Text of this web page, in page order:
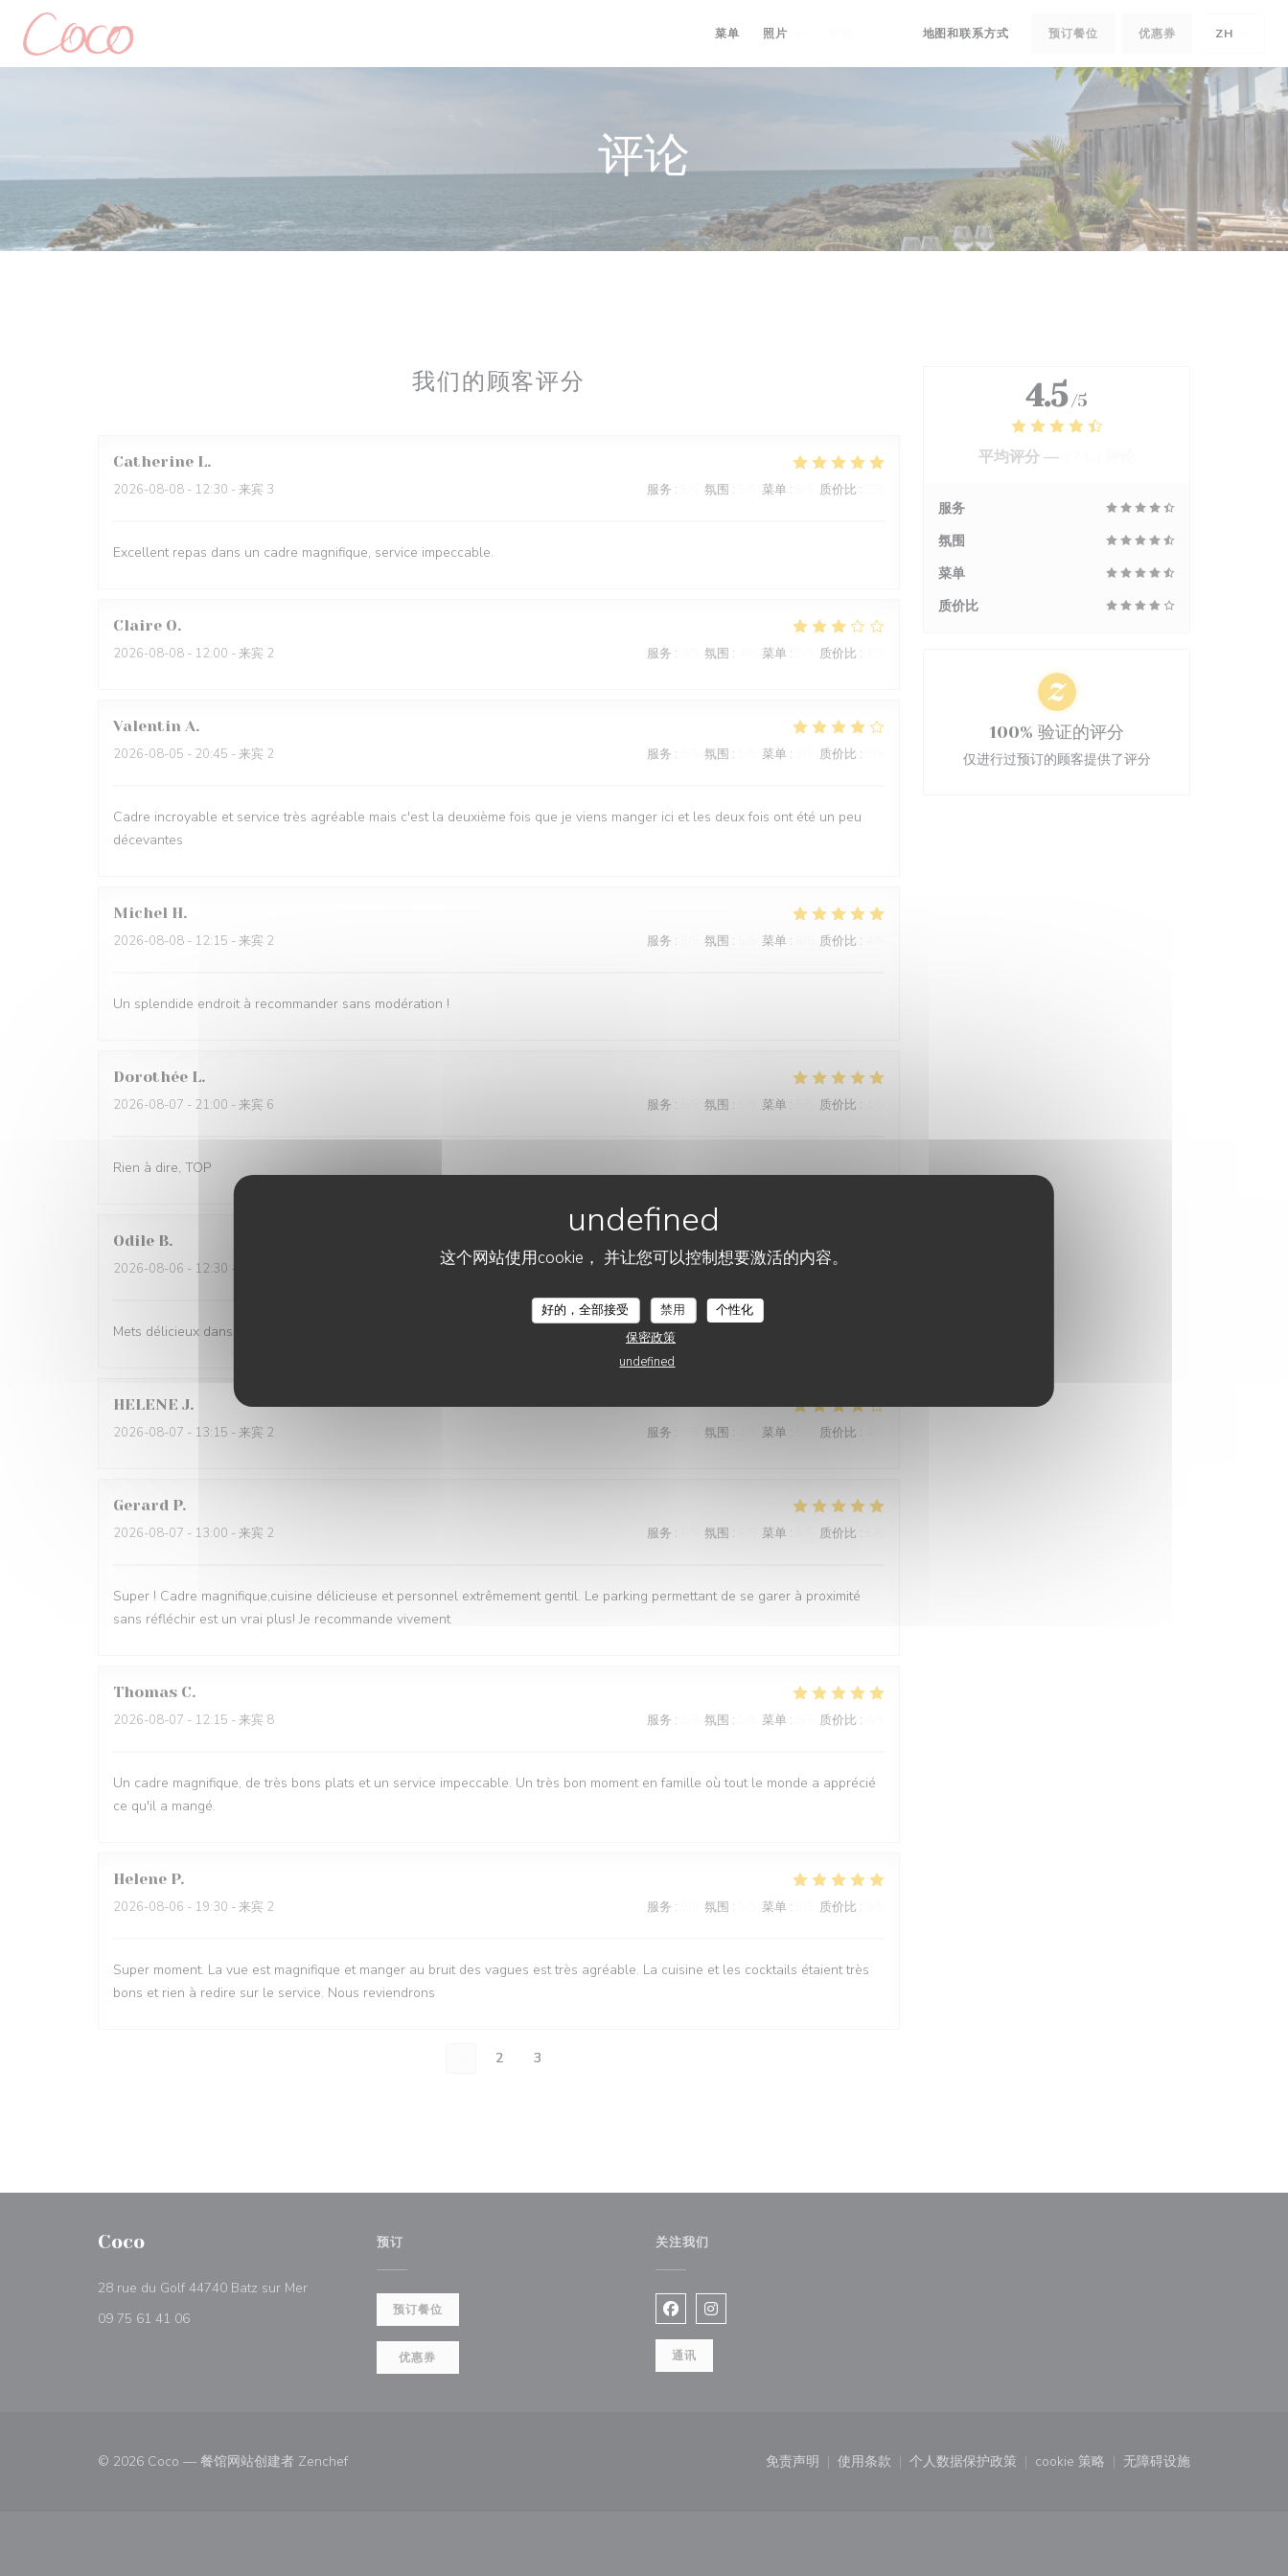
Cookie管理面板
这个网站使用cookie， 并让您可以控制想要激活的内容。
好的，全部接受 禁用
个性化
保密政策
undefined
菜单 照片
((在新窗口中打开))
((在新窗口中打开))
地图和联系方式 预订餐位 优惠券 ZH
评论
我们的顾客评分
Catherine L
2026-08-08 - 12:30 - 来宾 3 服务 : 氛围 : 菜单 : 质价比 :
Excellent repas dans un cadre magnifique, service impeccable.
Claire O
2026-08-08 - 12:00 - 来宾 2 服务 : 氛围 : 菜单 : 质价比 :
Valentin A
2026-08-05 - 20:45 - 来宾 2 服务 : 氛围 : 菜单 : 质价比 :
Cadre incroyable et service très agréable mais c'est la deuxième fois que je viens manger ici et les deux fois ont été un peu
décevantes
Michel H
2026-08-08 - 12:15 - 来宾 2 服务 : 氛围 : 菜单 : 质价比 :
Un splendide endroit à recommander sans modération !
Dorothée L
2026-08-07 - 21:00 - 来宾 6 服务 : 氛围 : 菜单 : 质价比 :
Rien à dire, TOP
Odile B
2026-08-06 - 12:30 - 来宾 6 服务: 5/5 氛围: 4/5 菜单: 5 /5 质价比
Mets délicieux dans un cadre superbe .
HELENE J
2026-08-07 - 13:15 - 来宾 2 服务 : 氛围 : 菜单 : 质价比 :
Gerard P
2026-08-07 - 13:00 - 来宾 2 服务 : 氛围 : 菜单 : 质价比 :
Super ! Cadre magnifique,cuisine délicieuse et personnel extrêmement gentil. Le parking permettant de se garer à proximité
sans réfléchir est un vrai plus! Je recommande vivement
Thomas C
2026-08-07 - 12:15 - 来宾 8 服务 : 氛围 : 菜单 : 质价比 :
Un cadre magnifique, de très bons plats et un service impeccable. Un très bon moment en famille où tout le monde a apprécié
ce qu'il a mangé.
Helene P
2026-08-06 - 19:30 - 来宾 2 服务 : 氛围 : 菜单 : 质价比 :
Super moment. La vue est magnifique et manger au bruit des vagues est très agréable. La cuisine et les cocktails étaient très
bons et rien à redire sur le service. Nous reviendrons
2 3
4.5 /5
平均评分 —
服务
氛围
菜单
质价比
100% 验证的评分
仅进行过预订的顾客提供了评分
Coco
28 rue du Golf 44740 Batz sur Mer((在新窗口中打开))
09 75 61 41 06
预订
预订餐位
优惠券
关注我们
Facebook ((在新窗口中打开))
Instagram ((在新窗口中打开))
通讯
© 2026 Coco — 餐馆网站创建者 Zenchef((在新窗口中打开)) 免责声明
((在新窗口中打开))
使用条款
((在新窗口中打开))
个人数据保护政策
((在新窗口中打开))
cookie 策略
((在新窗口中打开))
无障碍设施
((在新窗口中打开))